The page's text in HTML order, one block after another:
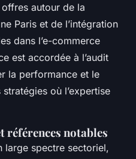
autour de la
Paris et de l’intégration
dans l’e-commerce
est accordée à l’audit
la performance et le
où l’expertise
références notables
large spectre sectoriel,